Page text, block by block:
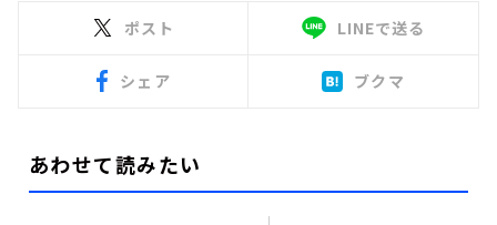
ポスト LINEで送る
シェア ブクマ
あわせて読みたい